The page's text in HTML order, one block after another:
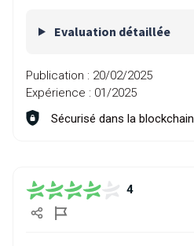
Evaluation détaillée
Publication : 20/02/2025
Expérience : 01/2025
Sécurisé dans la blockchain
4